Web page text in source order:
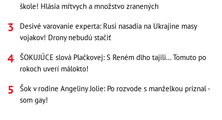
škole! Hlásia mŕtvych a množstvo zranených
Desivé varovanie experta: Rusi nasadia na Ukrajine masy
vojakov! Drony nebudú stačiť
ŠOKUJÚCE slová Plačkovej: S Reném dlho tajili... Tomuto po
rokoch uverí málokto!
Šok v rodine Angeliny Jolie: Po rozvode s manželkou priznal -
som gay!